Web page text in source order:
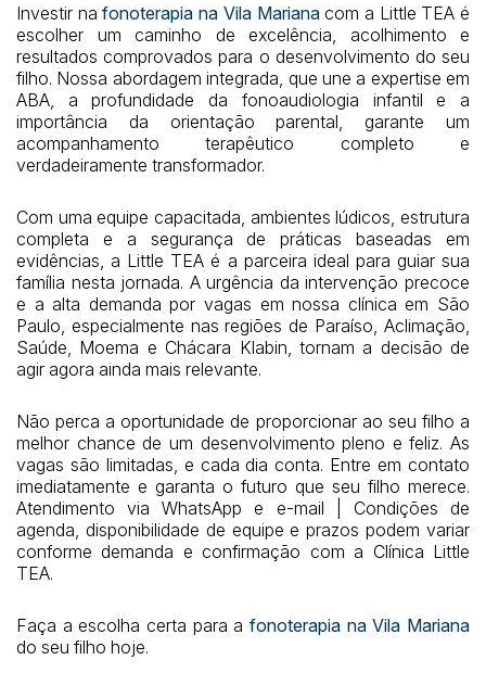
Investir nafonoterapia na Vila Marianacom a Little TEA é
escolher um caminho de excelência, acolhimento e
resultados comprovados para o desenvolvimento do seu
filho. Nossa abordagem integrada, que une a expertise em
ABA, a profundidade da fonoaudiologia infantil e a
importância da orientação parental, garante um
acompanhamento terapêutico completo e
verdadeiramente transformador.
Com uma equipe capacitada, ambientes lúdicos, estrutura
completa e a segurança de práticas baseadas em
evidências, a Little TEA é a parceira ideal para guiar sua
família nesta jornada. A urgência da intervenção precoce
e a alta demanda por vagas em nossa clínica em São
Paulo, especialmente nas regiões de Paraíso, Aclimação,
Saúde, Moema e Chácara Klabin, tornam a decisão de
agir agora ainda mais relevante.
Não perca a oportunidade de proporcionar ao seu filho a
melhor chance de um desenvolvimento pleno e feliz. As
vagas são limitadas, e cada dia conta. Entre em contato
imediatamente e garanta o futuro que seu filho merece.
Atendimento via WhatsApp e e-mail | Condições de
agenda, disponibilidade de equipe e prazos podem variar
conforme demanda e confirmação com a Clínica Little
TEA.
Faça a escolha certa para a fonoterapia na Vila Mariana
do seu filho hoje.